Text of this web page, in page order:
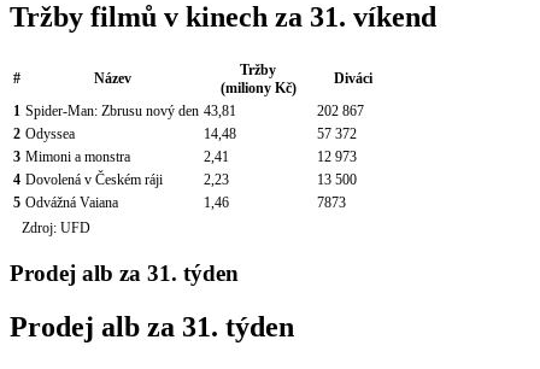
Tržby filmů v kinech za 31. víkend
# Název
Tržby
(miliony Kč)
Diváci
1 Spider-Man: Zbrusu nový den 43,81
202 867
2 Odyssea 14,48
57 372
3 Mimoni a monstra 2,41
12 973
4 Dovolená v Českém ráji 2,23
13 500
5 Odvážná Vaiana 1,46
7873
Zdroj: UFD
Prodej alb za 31. týden
Prodej alb za 31. týden